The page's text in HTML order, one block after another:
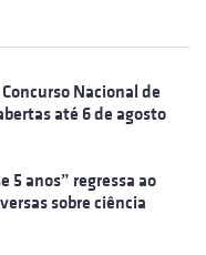
Nacional de
até 6 de agosto
5 anos” regressa ao
sobre ciência